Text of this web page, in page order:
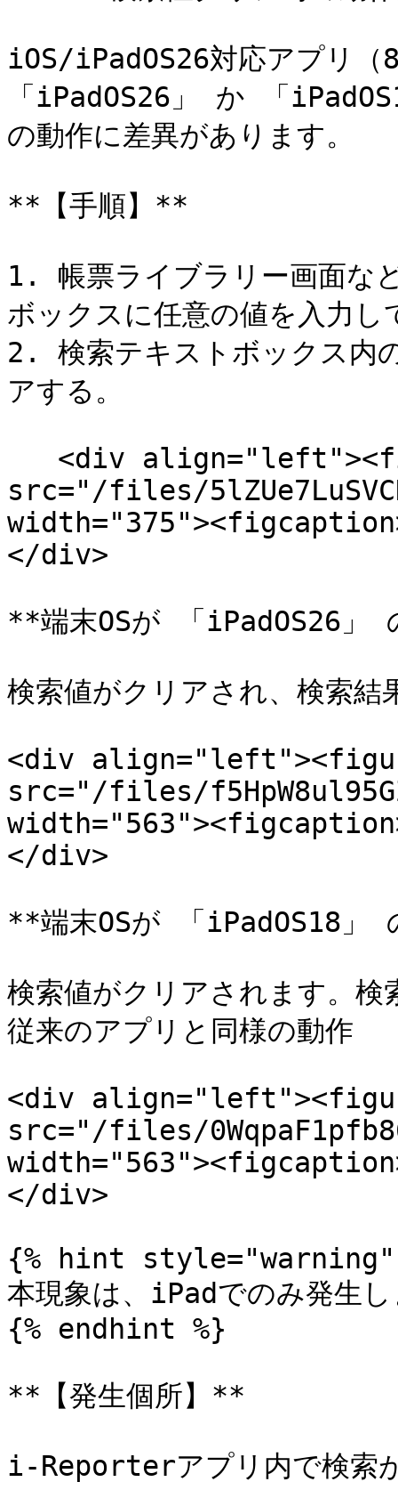
iOS/iPadOS26対応アプリ（
「iPadOS26」 か 「
の動作に差異があります。
**【手順】**
1. 帳票ライブラリー画面な
ボックスに任意の値を入力し
2. 検索テキストボックス内
アする。
src="/files/
</div>
**端末OSが 「iPadOS26」
検索値がクリアされ、検索結
<div
src="/files/
</div>
**端末OSが 「iPadOS18」
検索値がクリアされます。
従来のアプリと同様の動作
<div
src="/files/
</div>
{% hint style="warning"
本現象は、iPadでのみ発生
{% endhint %}
**【発生個所】**
i-Reporterアプリ内で検索